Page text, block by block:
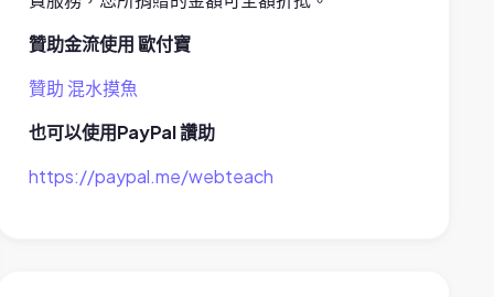
贊助金流使用 歐付寶
贊助 混水摸魚
也可以使用PayPal 讚助
https://paypal.me/webteach